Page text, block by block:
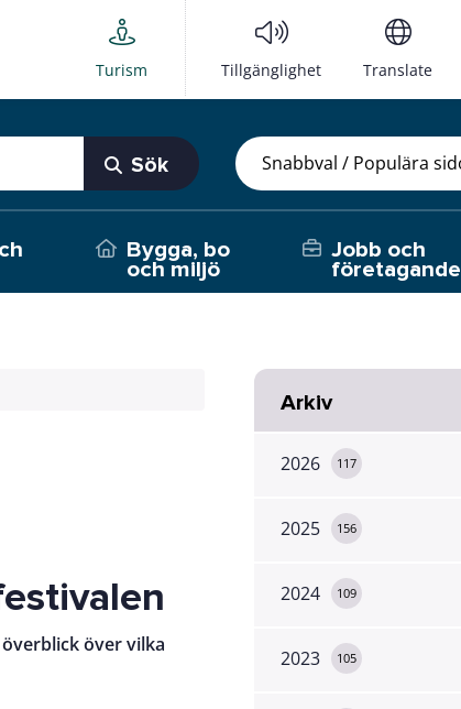
Turism Tillgänglighet Translate
Sök
Bygga, bo
och miljö
Jobb och
företagande
över vilka
Arkiv
2026 117
2025 156
2024 109
2023 105